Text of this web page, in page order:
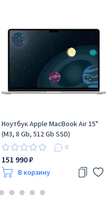
Ноутбук Apple MacBook Air 15"
(M3, 8 Gb, 512 Gb SSD)
Серебристый (MRYQ3)
0
151 990 ₽
В корзину